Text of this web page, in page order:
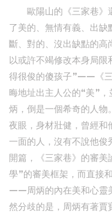
歐陽山的《三家巷》
了美的、無情有義、出
斷、對的、沒出缺點的
以或許不竭修改本身局
得很俊的傻孩子”——《
晦地址出主人公的“美”
炳，倒是一個希奇的人物
夜眼，身材壯健，曾經
一面的人，沒有不說他
開篇，《三家巷》的審
學”的審美框架，而直接
——周炳的內在美和心靈
然分歧的是，周炳有著